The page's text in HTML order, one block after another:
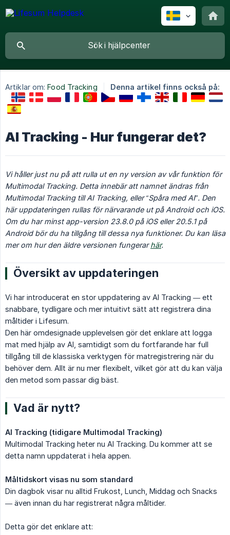
Artiklar om: Food Tracking Denna artikel finns också på:
AI Tracking - Hur fungerar det?
Vi håller just nu på att rulla ut en ny version av vår funktion för
Multimodal Tracking. Detta innebär att namnet ändras från
Multimodal Tracking till AI Tracking, eller “Spåra med AI”. Den
här uppdateringen rullas för närvarande ut på Android och iOS.
Om du har minst app-version 23.8.0 på iOS eller 20.5.1 på
Android bör du ha tillgång till dessa nya funktioner. Du kan läsa
mer om hur den äldre versionen fungerar här.
Översikt av uppdateringen
Vi har introducerat en stor uppdatering av AI Tracking — ett
snabbare, tydligare och mer intuitivt sätt att registrera dina
måltider i Lifesum.
Den här omdesignade upplevelsen gör det enklare att logga
mat med hjälp av AI, samtidigt som du fortfarande har full
tillgång till de klassiska verktygen för matregistrering när du
behöver dem. Allt är nu mer flexibelt, vilket gör att du kan välja
den metod som passar dig bäst.
Vad är nytt?
AI Tracking (tidigare Multimodal Tracking)
Multimodal Tracking heter nu AI Tracking. Du kommer att se
detta namn uppdaterat i hela appen.
Måltidskort visas nu som standard
Din dagbok visar nu alltid Frukost, Lunch, Middag och Snacks
— även innan du har registrerat några måltider.
Detta gör det enklare att: